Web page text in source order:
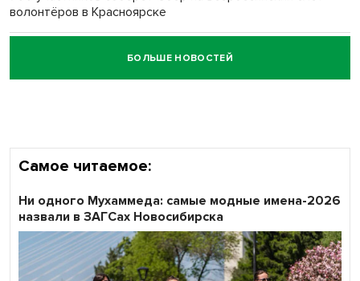
волонтёров в Красноярске
Честный выбор: видеонаблюдение обеспечит
объективность результатов ЕДГ в Новосибирской
БОЛЬШЕ НОВОСТЕЙ
Самое читаемое:
Ни одного Мухаммеда: самые модные имена-2026
назвали в ЗАГСах Новосибирска